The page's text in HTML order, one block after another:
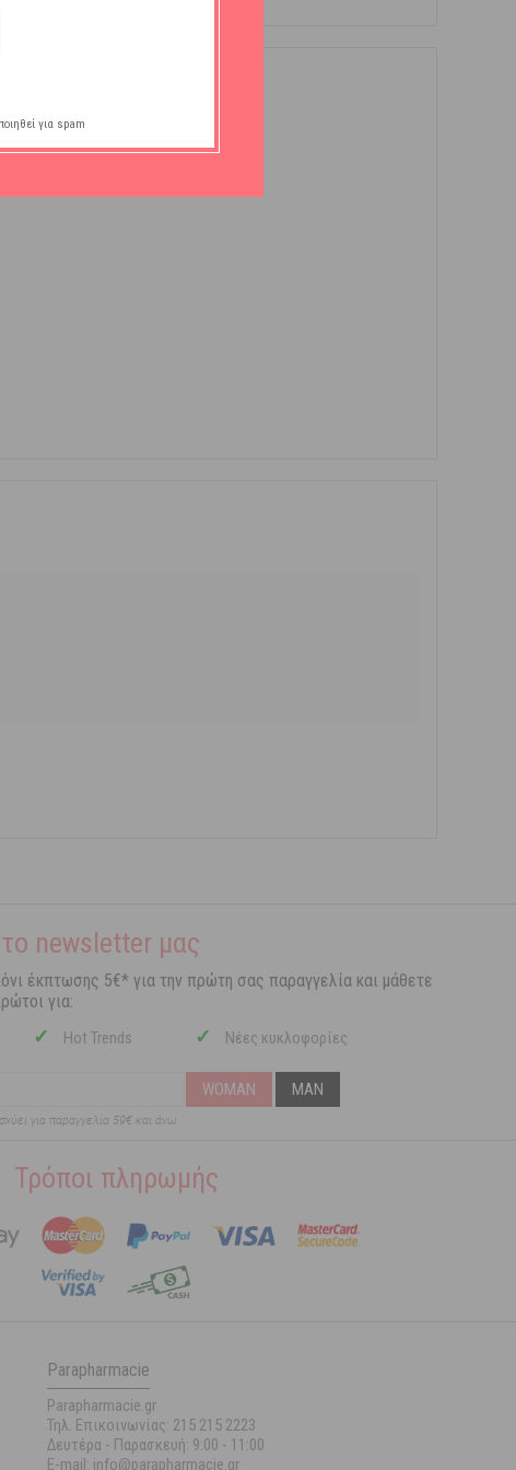
newsletter μας
έκπτωσης 5€* για την πρώτη σας παραγγελία και μάθετε
για:
✓ Hot Trends ✓ Νέες κυκλοφορίες
WOMAN MAN
για παραγγελία 59€ και άνω
Τρόποι πληρωμής
Parapharmacie
Parapharmacie.gr
Τηλ. Επικοινωνίας: 215 215 2223
Δευτέρα - Παρασκευή: 9:00 - 11:00
E-mail: info@parapharmacie.gr
για spam